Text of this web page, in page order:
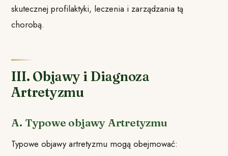
skutecznej profilaktyki, leczenia i zarządzania tą
chorobą.
III. Objawy i Diagnoza
Artretyzmu
A. Typowe objawy Artretyzmu
Typowe objawy artretyzmu mogą obejmować: